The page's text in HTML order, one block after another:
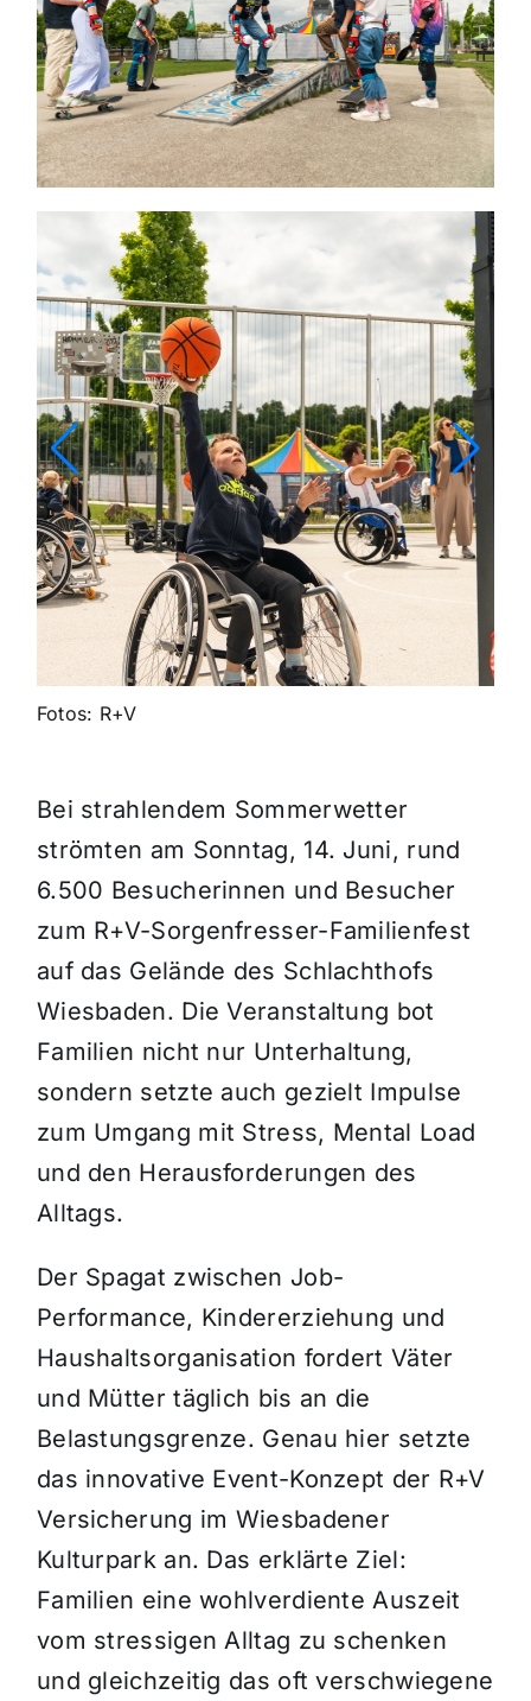
Fotos: R+V
Bei strahlendem Sommerwetter
strömten am Sonntag, 14. Juni, rund
6.500 Besucherinnen und Besucher
zum R+V-Sorgenfresser-Familienfest
auf das Gelände des Schlachthofs
Wiesbaden. Die Veranstaltung bot
Familien nicht nur Unterhaltung,
sondern setzte auch gezielt Impulse
zum Umgang mit Stress, Mental Load
und den Herausforderungen des
Alltags.
Der Spagat zwischen Job-
Performance, Kindererziehung und
Haushaltsorganisation fordert Väter
und Mütter täglich bis an die
Belastungsgrenze. Genau hier setzte
das innovative Event-Konzept der R+V
Versicherung im Wiesbadener
Kulturpark an. Das erklärte Ziel:
Familien eine wohlverdiente Auszeit
vom stressigen Alltag zu schenken
und gleichzeitig das oft verschwiegene